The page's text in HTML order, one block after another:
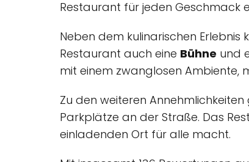
Restaurant für jeden Geschmack
Neben dem kulinarischen
Restaurant auch eine Bühne und
mit einem zwanglosen Ambiente,
Zu den weiteren
Parkplätze an der Straße. Das
einladenden Ort für alle macht.